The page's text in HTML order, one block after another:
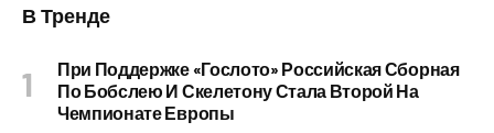
В Тренде
При Поддержке «Гослото» Российская Сборная
По Бобслею И Скелетону Стала Второй На
Чемпионате Европы